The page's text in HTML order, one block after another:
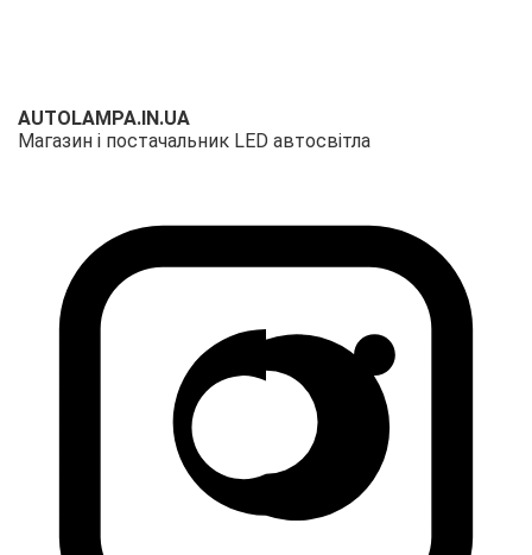
AUTOLAMPA.IN.UA
Магазин і постачальник LED автосвітла